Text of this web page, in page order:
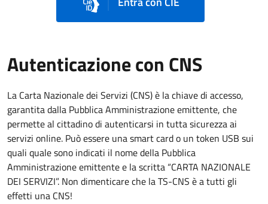
Autenticazione con CNS
La Carta Nazionale dei Servizi (CNS) è la chiave di accesso,
garantita dalla Pubblica Amministrazione emittente, che
permette al cittadino di autenticarsi in tutta sicurezza ai
servizi online. Può essere una smart card o un token USB sui
quali quale sono indicati il nome della Pubblica
Amministrazione emittente e la scritta “CARTA NAZIONALE
DEI SERVIZI”. Non dimenticare che la TS-CNS è a tutti gli
effetti una CNS!